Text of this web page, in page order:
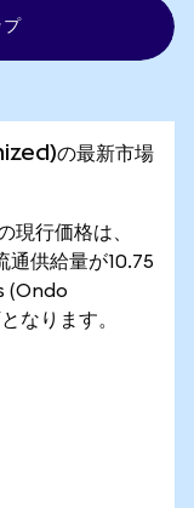
の最新市場
行価格は、
供給量が10.75
(Ondo
なります。